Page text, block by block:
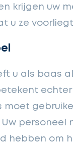
krijgen uw
u ze
u als baas
moet
personeel
hebben om